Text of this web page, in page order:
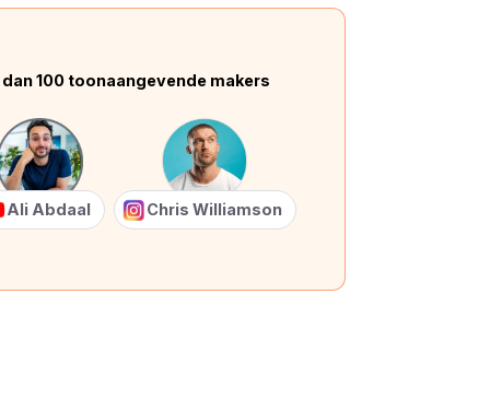
100 toonaangevende makers
Ali Abdaal Chris Williamson